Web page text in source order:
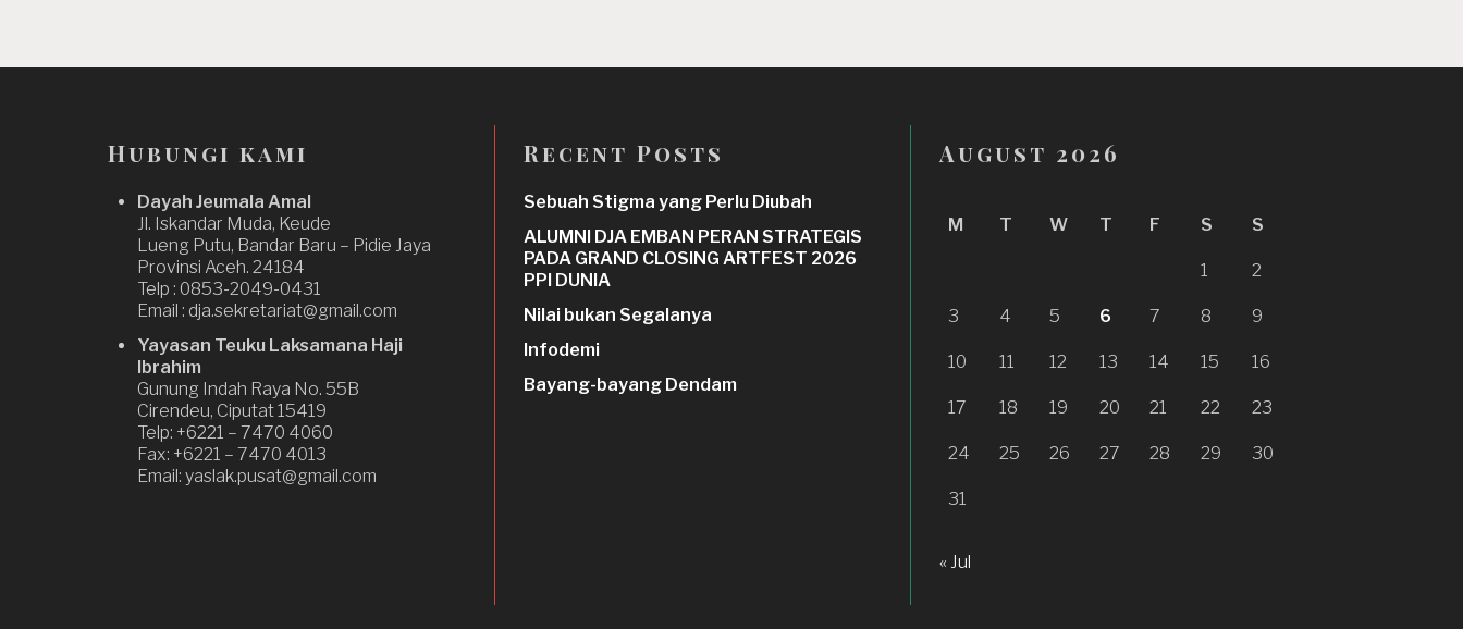
Hubungi kami
Dayah Jeumala Amal
Jl. Iskandar Muda, Keude
Lueng Putu, Bandar Baru – Pidie Jaya
Provinsi Aceh. 24184
Telp : 0853-2049-0431
Email : dja.sekretariat@gmail.com
Yayasan Teuku Laksamana Haji
Ibrahim
Gunung Indah Raya No. 55B
Cirendeu, Ciputat 15419
Telp: +6221 – 7470 4060
Fax: +6221 – 7470 4013
Email: yaslak.pusat@gmail.com
Recent Posts
Sebuah Stigma yang Perlu Diubah
ALUMNI DJA EMBAN PERAN STRATEGIS
PADA GRAND CLOSING ARTFEST 2026
PPI DUNIA
Nilai bukan Segalanya
Infodemi
Bayang-bayang Dendam
August 2026
M T W T F S S
1 2
3 4 5 6 7 8 9
10 11 12 13 14 15 16
17 18 19 20 21 22 23
24 25 26 27 28 29 30
31
« Jul